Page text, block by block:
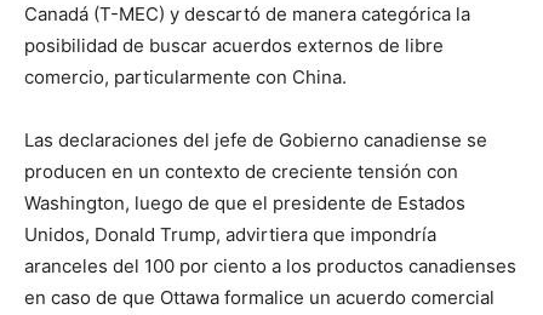
Canadá (T-MEC) y descartó de manera categórica la
posibilidad de buscar acuerdos externos de libre
comercio, particularmente con China.
Las declaraciones del jefe de Gobierno canadiense se
producen en un contexto de creciente tensión con
Washington, luego de que el presidente de Estados
Unidos, Donald Trump, advirtiera que impondría
aranceles del 100 por ciento a los productos canadienses
en caso de que Ottawa formalice un acuerdo comercial